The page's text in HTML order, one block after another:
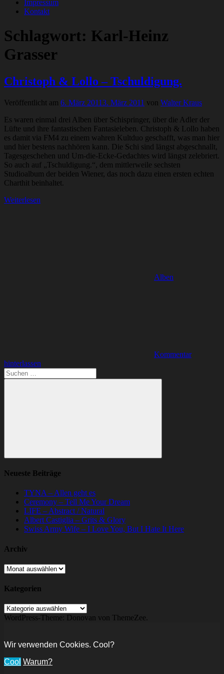
Impressum
Kontakt
Schlagwort: Karl-Heinz
Grasser
Christoph & Lollo – Tschuldigung.
Veröffentlicht am 6. März 20113. März 2011 von Walter Kraus
Es waren einmal drei Alben über Schispringer, über die Adler der
Lüfte und ihre fantastischen Fantasieleben. Christoph & Lollo haben
es damit via FM4 zu einem wahren Kultduo geschafft, was man hier
und hier bestens nachhören kann. Die Schi sind längst abgeschnallt,
Tagesgeschehen und Um-die-Ecke-Gedachtes wird längst zelebriert.
So auch auf „Tschuldigung.“, dem mittlerweile sechsten
Studioalbum der beiden Wiener, das noch dazu einen ersten echten
Charthit beinhaltet.
Weiterlesen
Alben
Kommentar
hinterlassen
Suchen
nach:
Suchen
Neueste Beiträge
TYNA – Allen geht es
Ceremony – Tell Me Your Dream
LIFE – Abstract / Natural
Albert Castiglia – Grits & Glory
Swiss Army Wife – I Love You, But I Hate It Here
Archiv
Archiv
Kategorien
Kategorien
WordPress-Theme: Donovan von ThemeZee.
Wir verwenden Cookies. Cool?
Cool Warum?